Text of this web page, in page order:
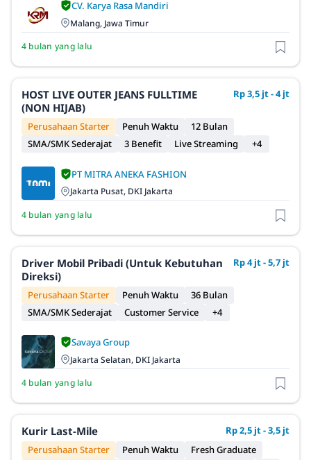
CV. Karya Rasa Mandiri
Malang, Jawa Timur
4 bulan yang lalu
HOST LIVE OUTER JEANS FULLTIME
(NON HIJAB)
Rp 3,5 jt - 4 jt
Perusahaan Starter Penuh Waktu
12 Bulan
SMA/SMK Sederajat
3 Benefit Live Streaming +4
PT MITRA ANEKA FASHION
Jakarta Pusat, DKI Jakarta
4 bulan yang lalu
Driver Mobil Pribadi (Untuk Kebutuhan
Direksi)
Rp 4 jt - 5,7 jt
Perusahaan Starter Penuh Waktu
36 Bulan
SMA/SMK Sederajat
Customer Service +4
Savaya Group
Jakarta Selatan, DKI Jakarta
4 bulan yang lalu
Kurir Last-Mile
Rp 2,5 jt - 3,5 jt
Perusahaan Starter
Penuh Waktu
Fresh Graduate